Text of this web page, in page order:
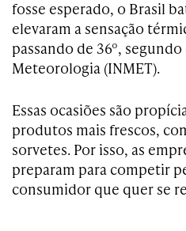
fosse esperado, o Brasil
elevaram a sensação
passando de 36º,
Meteorologia (INMET).
Essas ocasiões são
produtos mais frescos,
sorvetes. Por isso, as
preparam para competir
consumidor que quer se